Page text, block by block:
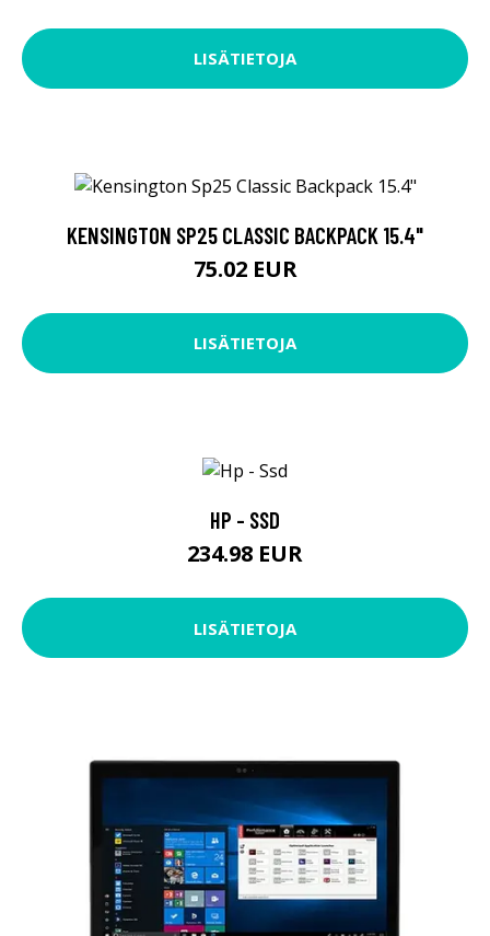
LISÄTIETOJA
KENSINGTON SP25 CLASSIC BACKPACK 15.4"
75.02 EUR
LISÄTIETOJA
HP - SSD
234.98 EUR
LISÄTIETOJA